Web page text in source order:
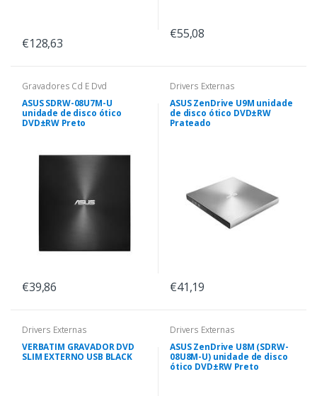
€128,63
€55,08
Gravadores Cd E Dvd
ASUS SDRW-08U7M-U
unidade de disco ótico
DVD±RW Preto
€39,86
Drivers Externas
ASUS ZenDrive U9M unidade
de disco ótico DVD±RW
Prateado
€41,19
Drivers Externas
VERBATIM GRAVADOR DVD
SLIM EXTERNO USB BLACK
Drivers Externas
ASUS ZenDrive U8M (SDRW-
08U8M-U) unidade de disco
ótico DVD±RW Preto